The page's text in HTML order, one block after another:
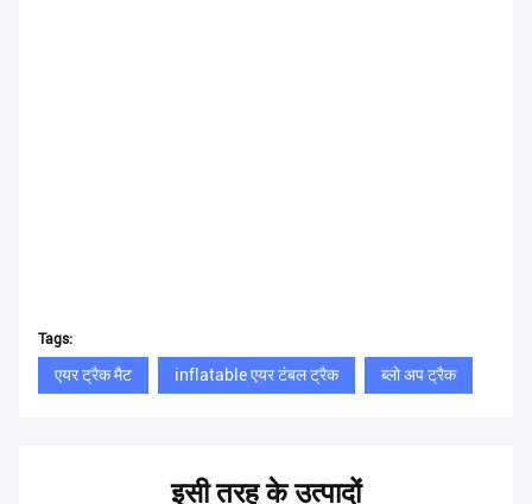
Tags:
एयर ट्रैक मैट inflatable एयर टंबल ट्रैक ब्लो अप ट्रैक
इसी तरह के उत्पादों